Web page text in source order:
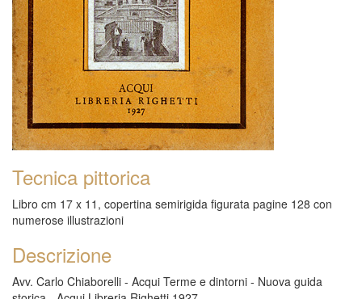
Tecnica pittorica
Libro cm 17 x 11, copertina semirigida figurata pagine 128 con
numerose illustrazioni
Descrizione
Avv. Carlo Chiaborelli - Acqui Terme e dintorni - Nuova guida